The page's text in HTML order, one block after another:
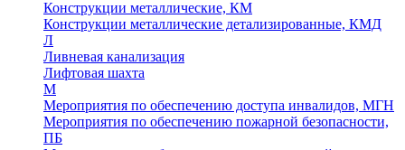
Конструкции металлические, КМ
Конструкции металлические детализированные, КМД
Л
Ливневая канализация
Лифтовая шахта
М
Мероприятия по обеспечению доступа инвалидов, МГН
Мероприятия по обеспечению пожарной безопасности,
ПБ